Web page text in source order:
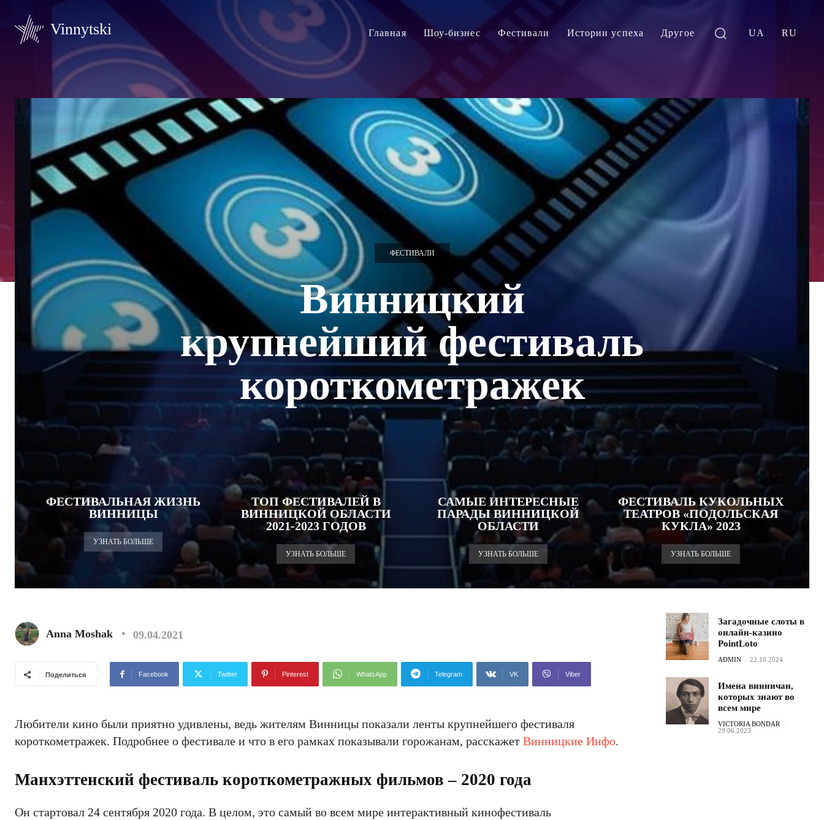
Vinnytski Главная Шоу-бизнес Фестивали Истории успеха Другое UA RU
ФЕСТИВАЛИ
Винницкий
крупнейший фестиваль
короткометражек
ФЕСТИВАЛЬНАЯ ЖИЗНЬ
ВИННИЦЫ
УЗНАТЬ БОЛЬШЕ
ТОП ФЕСТИВАЛЕЙ В
ВИННИЦКОЙ ОБЛАСТИ
2021-2023 ГОДОВ
УЗНАТЬ БОЛЬШЕ
САМЫЕ ИНТЕРЕСНЫЕ
ПАРАДЫ ВИННИЦКОЙ
ОБЛАСТИ
УЗНАТЬ БОЛЬШЕ
ФЕСТИВАЛЬ КУКОЛЬНЫХ
ТЕАТРОВ «ПОДОЛЬСКАЯ
КУКЛА» 2023
УЗНАТЬ БОЛЬШЕ
Anna Moshak 09.04.2021
Поделиться Facebook Twitter Pinterest WhatsApp Telegram VK Viber
Любители кино были приятно удивлены, ведь жителям Винницы показали ленты крупнейшего фестиваля
короткометражек. Подробнее о фестивале и что в его рамках показывали горожанам, расскажет Винницкие Инфо.
Манхэттенский фестиваль короткометражных фильмов – 2020 года
Он стартовал 24 сентября 2020 года. В целом, это самый во всем мире интерактивный кинофестиваль
Загадочные слоты в
онлайн-казино
PointLoto
ADMIN - 22.10.2024
Имена винничан,
которых знают во
всем мире
VICTORIA BONDAR -
29.06.2023